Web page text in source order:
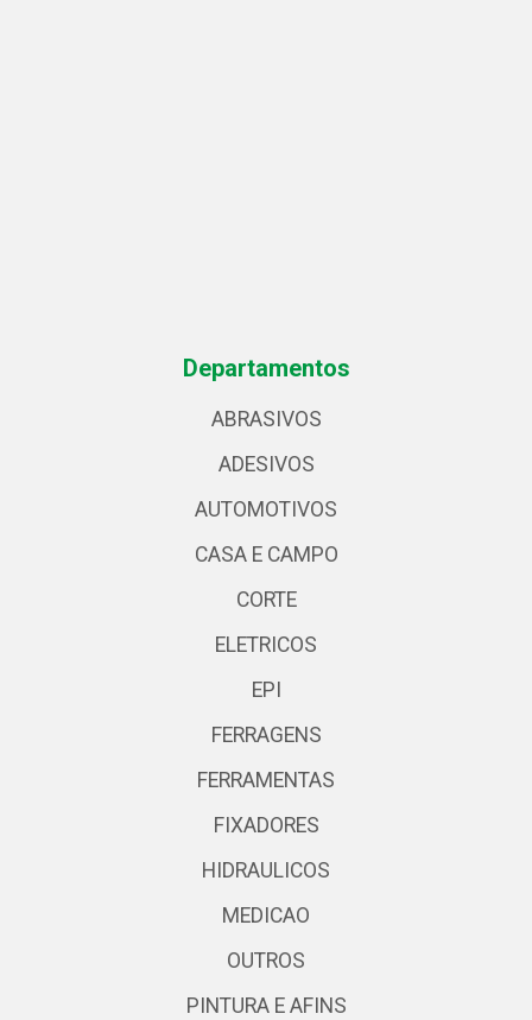
Departamentos
ABRASIVOS
ADESIVOS
AUTOMOTIVOS
CASA E CAMPO
CORTE
ELETRICOS
EPI
FERRAGENS
FERRAMENTAS
FIXADORES
HIDRAULICOS
MEDICAO
OUTROS
PINTURA E AFINS